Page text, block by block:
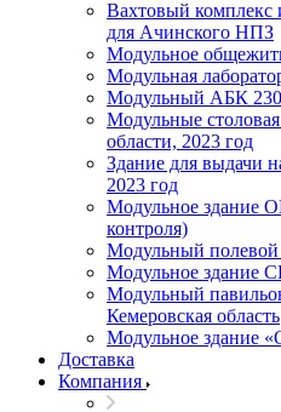
Вахтовый комплекс
для Ачинского НПЗ
Модульное
Модульная
Модульный АБК
Модульные
области, 2023 год
Здание для выдачи
2023 год
Модульное здание
контроля)
Модульный
Модульное здание
Модульный
Кемеровская область
Модульное здание
Доставка
Компания